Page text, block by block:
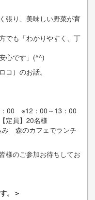
張り、美味しい野菜が育
でも「わかりやすく、丁
心です」(^^)
コ）のお話。
：00 ※12：00～13：00
定員】20名様
み 森のカフェでランチ
様のご参加お待ちしてお
。＞